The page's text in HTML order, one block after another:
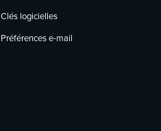
Clés logicielles
Préférences e-mail